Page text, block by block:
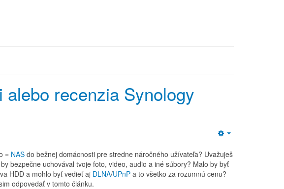
recenzia Synology
= NAS do bežnej domácnosti pre stredne náročného užívateľa? Uvažuješ
bezpečne uchovával tvoje foto, video, audio a iné súbory? Malo by byť
HDD a mohlo byť vedieť aj DLNA/UPnP a to všetko za rozumnú cenu?
odpovedať v tomto článku.